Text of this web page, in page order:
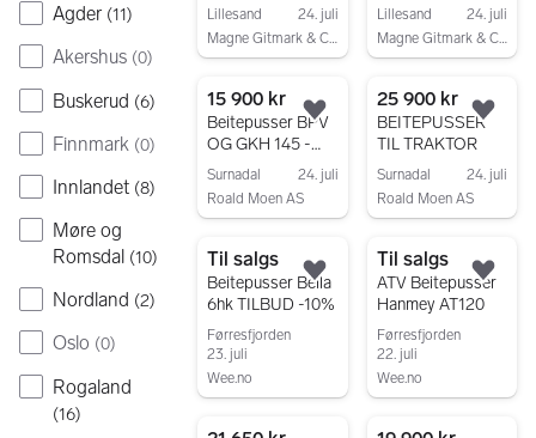
Agder (11)
Akershus (0)
Buskerud (6)
Finnmark (0)
Innlandet (8)
Møre og
Romsdal (10)
Nordland (2)
Oslo (0)
Rogaland
(16)
KANTKLIPPER/
Lillesand
24. juli
Magne Gitmark & CO AS
KANTKLIPPER/
Lillesand
24. juli
Magne Gitmark & CO AS
15 900 kr
Beitepusser BPV
OG GKH 145 -
240 bredde
Surnadal
24. juli
Roald Moen AS
Legg til som favoritt.
25 900 kr
BEITEPUSSER
TIL TRAKTOR
Surnadal
24. juli
Roald Moen AS
Til salgs
Beitepusser Bella
6hk TILBUD -10%
Førresfjorden
23. juli
Wee.no
Legg til som favoritt.
Til salgs
ATV Beitepusser
Hanmey AT120
Førresfjorden
22. juli
Wee.no